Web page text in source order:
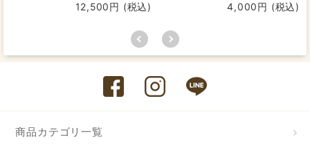
12,500円 (税込)
4,000円 (税込)
商品カテゴリ一覧